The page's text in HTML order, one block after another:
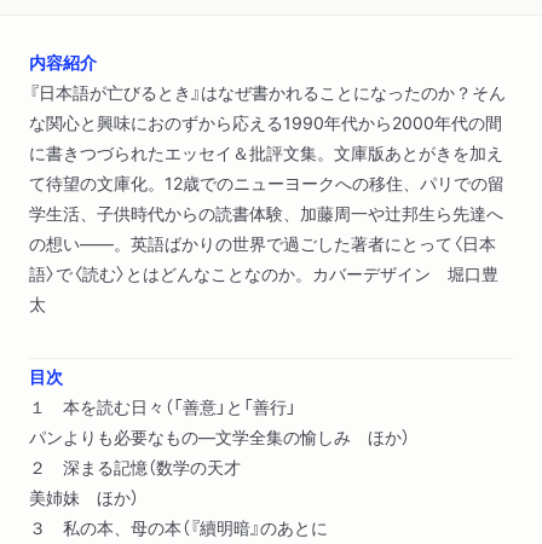
内容紹介
『日本語が亡びるとき』はなぜ書かれることになったのか？そん
な関心と興味におのずから応える1990年代から2000年代の間
に書きつづられたエッセイ＆批評文集。文庫版あとがきを加え
て待望の文庫化。12歳でのニューヨークへの移住、パリでの留
学生活、子供時代からの読書体験、加藤周一や辻邦生ら先達へ
の想い――。英語ばかりの世界で過ごした著者にとって〈日本
語〉で〈読む〉とはどんなことなのか。カバーデザイン 堀口豊
太
目次
１ 本を読む日々（「善意」と「善行」
パンよりも必要なもの―文学全集の愉しみ ほか）
２ 深まる記憶（数学の天才
美姉妹 ほか）
３ 私の本、母の本（『續明暗』のあとに